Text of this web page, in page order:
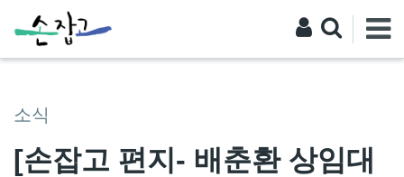
소식
[손잡고 편지- 배춘환 상임대